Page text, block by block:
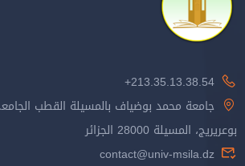
213.35.13.38.54+
جامعة محمد بوضياف بالمسيلة القطب
بوعريريج، المسيلة 28000 الجزائر
contact@univ-msila.dz